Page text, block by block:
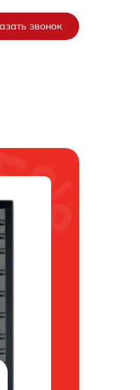
звонок